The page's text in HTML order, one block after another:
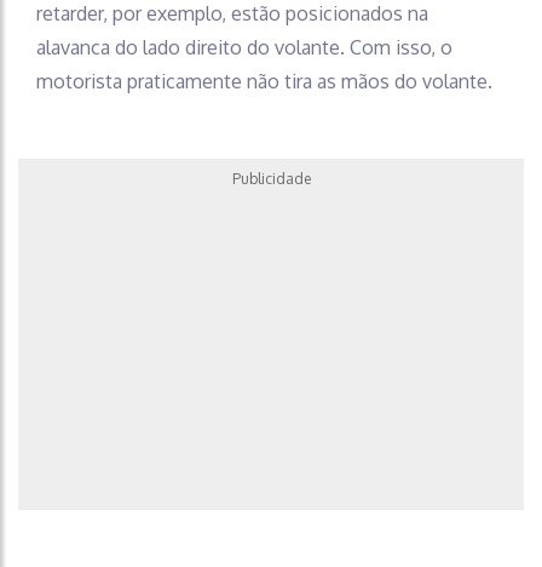
retarder, por exemplo, estão posicionados na
alavanca do lado direito do volante. Com isso, o
motorista praticamente não tira as mãos do volante.
Publicidade